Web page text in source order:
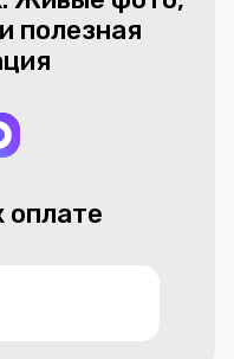
полезная
оплате